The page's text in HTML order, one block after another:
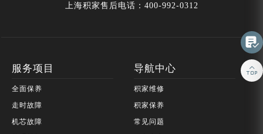
上海积家售后电话： 400-992-0312
服务项目
全面保养
走时故障
机芯故障
导航中心
积家维修
积家保养
常见问题

